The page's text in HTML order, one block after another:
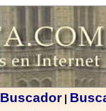
Buscador|